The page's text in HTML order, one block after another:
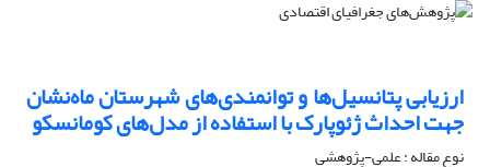
ارزیابی پتانسیل‌ها و توانمندی‌های شهرستان ماه‌نشان
جهت احداث ژئوپارک با استفاده از مدل‌های کومانسکو‌‌‌‌‌‌‌‌
نوع مقاله : علمی-پژوهشی